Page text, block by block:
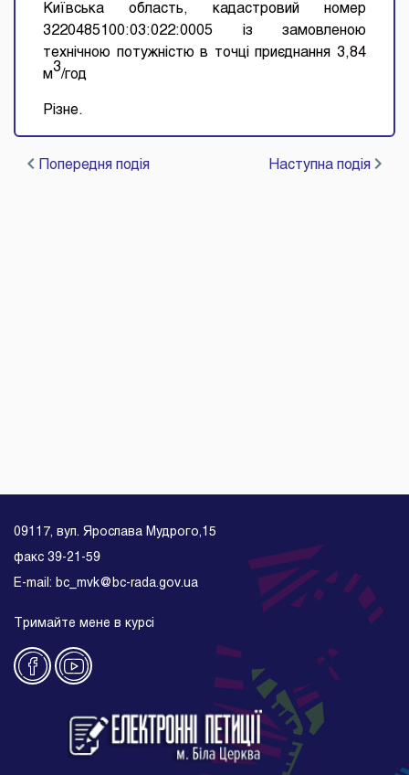
Київська область, кадастровий номер
3220485100:03:022:0005 із замовленою
технічною потужністю в точці приєднання 3,84
м
3
/год
Різне.
Попередня подія Наступна подія
09117, вул. Ярослава Мудрого,15
факс 39-21-59
E-mail: bc_mvk@bc-rada.gov.ua
Тримайте мене в курсі